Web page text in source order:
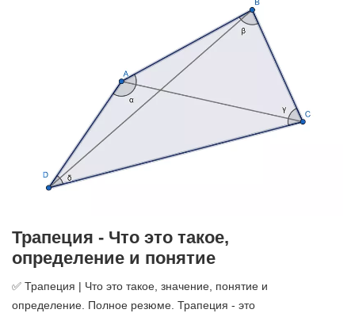
Трапеция - Что это такое,
определение и понятие
✅ Трапеция | Что это такое, значение, понятие и
определение. Полное резюме. Трапеция - это